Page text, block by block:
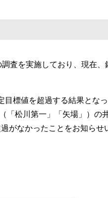
査を実施しており、現在、
目標値を超過する結果となっ
「松川第一」「矢場」）の
がなかったことをお知らせ